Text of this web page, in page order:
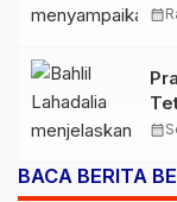
calendar_month
calendar_month
BACA BERITA